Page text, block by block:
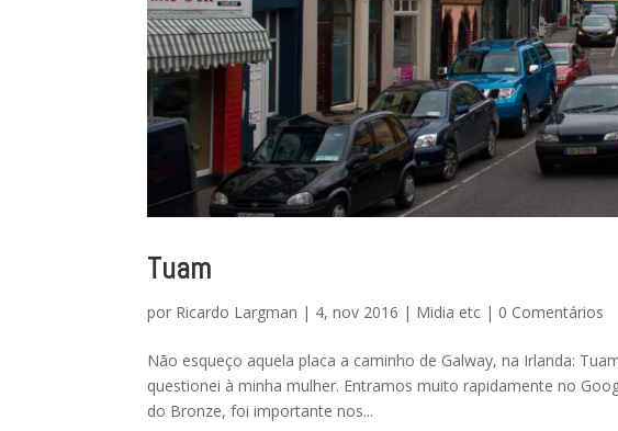
Tuam
por Ricardo Largman | 4, nov 2016 | Midia etc | 0 Comentários
Não esqueço aquela placa a caminho de Galway, na Irlanda:
questionei à minha mulher. Entramos muito rapidamente no
do Bronze, foi importante nos...